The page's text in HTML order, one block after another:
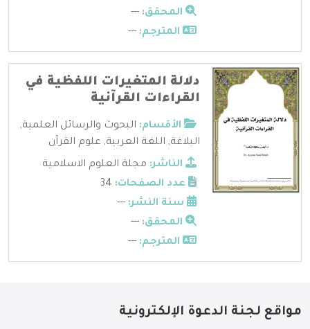
المحقق: ---
المترجم: ---
دلالة المتغيرات اللفظية في
القراءات القرآنية
الأقسام: البحوث والرسائل العلمية,
البلاغة, اللغة العربية, علوم القرآن
الناشر: مجلة العلوم الاسلامية
عدد الصفحات:
سنة النشر: ---
المحقق: ---
المترجم: ---
مواقع لجنة الدعوة الإلكترونية